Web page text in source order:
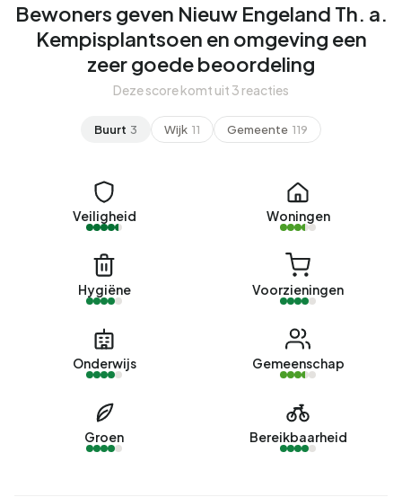
Bewoners geven Nieuw Engeland Th. a.
Kempisplantsoen en omgeving een
zeer goede beoordeling
Deze score komt uit 3 reacties
Buurt 3 Wijk 11 Gemeente 119
Veiligheid Woningen
Hygiëne Voorzieningen
Onderwijs Gemeenschap
Groen Bereikbaarheid